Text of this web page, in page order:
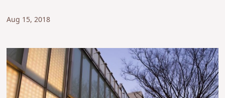
Aug 15, 2018